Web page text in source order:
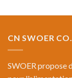
CN SWOER
SWOER propose